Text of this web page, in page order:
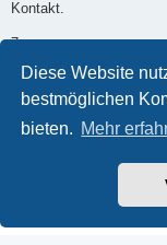
Diese Website
bestmöglichen
bieten. Mehr
Kontakt.
7.
Wenn ein Moderator
er nicht freigegeben
Forum - an einen
Foren-Übersicht